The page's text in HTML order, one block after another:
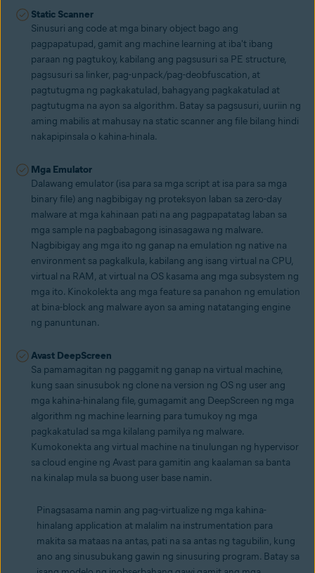
Static Scanner
Sinusuri ang code at mga binary object bago ang
pagpapatupad, gamit ang machine learning at iba't ibang
paraan ng pagtukoy, kabilang ang pagsusuri sa PE structure,
pagsusuri sa linker, pag-unpack/pag-deobfuscation, at
pagtutugma ng pagkakatulad, bahagyang pagkakatulad at
pagtutugma na ayon sa algorithm. Batay sa pagsusuri, uuriin ng
aming mabilis at mahusay na static scanner ang file bilang hindi
nakapipinsala o kahina-hinala.
Mga Emulator
Dalawang emulator (isa para sa mga script at isa para sa mga
binary file) ang nagbibigay ng proteksyon laban sa zero-day
malware at mga kahinaan pati na ang pagpapatatag laban sa
mga sample na pagbabagong isinasagawa ng malware.
Nagbibigay ang mga ito ng ganap na emulation ng native na
environment sa pagkalkula, kabilang ang isang virtual na CPU,
virtual na RAM, at virtual na OS kasama ang mga subsystem ng
mga ito. Kinokolekta ang mga feature sa panahon ng emulation
at bina-block ang malware ayon sa aming natatanging engine
ng panuntunan.
Avast DeepScreen
Sa pamamagitan ng paggamit ng ganap na virtual machine,
kung saan sinusubok ng clone na version ng OS ng user ang
mga kahina-hinalang file, gumagamit ang DeepScreen ng mga
algorithm ng machine learning para tumukoy ng mga
pagkakatulad sa mga kilalang pamilya ng malware.
Kumokonekta ang virtual machine na tinulungan ng hypervisor
sa cloud engine ng Avast para gamitin ang kaalaman sa banta
na kinalap mula sa buong user base namin.
Pinagsasama namin ang pag-virtualize ng mga kahina-
hinalang application at malalim na instrumentation para
makita sa mataas na antas, pati na sa antas ng tagubilin, kung
ano ang sinusubukang gawin ng sinusuring program. Batay sa